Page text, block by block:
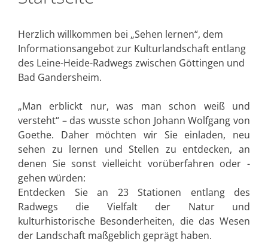
Herzlich willkommen bei „Sehen lernen“, dem
Informationsangebot zur Kulturlandschaft entlang
des Leine-Heide-Radwegs zwischen Göttingen und
Bad Gandersheim.
„Man erblickt nur, was man schon weiß und
versteht“ – das wusste schon Johann Wolfgang von
Goethe. Daher möchten wir Sie einladen, neu
sehen zu lernen und Stellen zu entdecken, an
denen Sie sonst vielleicht vorüberfahren oder -
gehen würden:
Entdecken Sie an 23 Stationen entlang des
Radwegs die Vielfalt der Natur und
kulturhistorische Besonderheiten, die das Wesen
der Landschaft maßgeblich geprägt haben.